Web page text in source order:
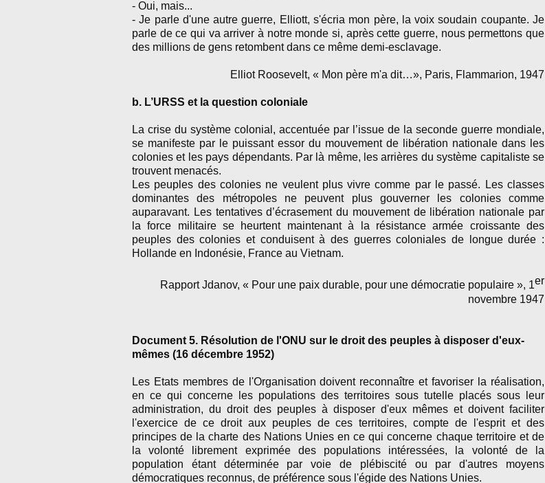
- Oui, mais...
- Je parle d'une autre guerre, Elliott, s'écria mon père, la voix soudain coupante. Je
parle de ce qui va arriver à notre monde si, après cette guerre, nous permettons que
des millions de gens retombent dans ce même demi-esclavage.
Elliot Roosevelt, « Mon père m'a dit…», Paris, Flammarion, 1947
b. L’URSS et la question coloniale
La crise du système colonial, accentuée par l’issue de la seconde guerre mondiale,
se manifeste par le puissant essor du mouvement de libération nationale dans les
colonies et les pays dépendants. Par là même, les arrières du système capitaliste se
trouvent menacés.
Les peuples des colonies ne veulent plus vivre comme par le passé. Les classes
dominantes des métropoles ne peuvent plus gouverner les colonies comme
auparavant. Les tentatives d’écrasement du mouvement de libération nationale par
la force militaire se heurtent maintenant à la résistance armée croissante des
peuples des colonies et conduisent à des guerres coloniales de longue durée :
Hollande en Indonésie, France au Vietnam.
Rapport Jdanov, « Pour une paix durable, pour une démocratie populaire », 1er
novembre 1947
Document 5. Résolution de l'ONU sur le droit des peuples à disposer d'eux-
mêmes (16 décembre 1952)
Les Etats membres de l'Organisation doivent reconnaître et favoriser la réalisation,
en ce qui concerne les populations des territoires sous tutelle placés sous leur
administration, du droit des peuples à disposer d'eux mêmes et doivent faciliter
l'exercice de ce droit aux peuples de ces territoires, compte de l'esprit et des
principes de la charte des Nations Unies en ce qui concerne chaque territoire et de
la volonté librement exprimée des populations intéressées, la volonté de la
population étant déterminée par voie de plébiscité ou par d'autres moyens
démocratiques reconnus, de préférence sous l'égide des Nations Unies.